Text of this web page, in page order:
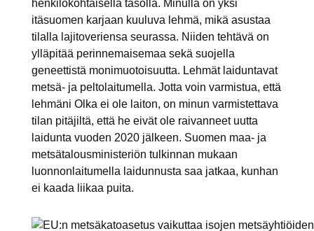
henkilökohtaisella tasolla. Minulla on yksi
itäsuomen karjaan kuuluva lehmä, mikä asustaa
tilalla lajitoveriensa seurassa. Niiden tehtävä on
ylläpitää perinnemaisemaa sekä suojella
geneettistä monimuotoisuutta. Lehmät laiduntavat
metsä- ja peltolaitumella. Jotta voin varmistua, että
lehmäni Olka ei ole laiton, on minun varmistettava
tilan pitäjiltä, että he eivät ole raivanneet uutta
laidunta vuoden 2020 jälkeen. Suomen maa- ja
metsätalousministeriön tulkinnan mukaan
luonnonlaitumella laidunnusta saa jatkaa, kunhan
ei kaada liikaa puita.